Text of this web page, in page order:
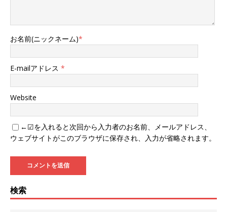
お名前(ニックネーム)*
E-mailアドレス *
Website
←☑を入れると次回から入力者のお名前、メールアドレス、
ウェブサイトがこのブラウザに保存され、入力が省略されます。
検索